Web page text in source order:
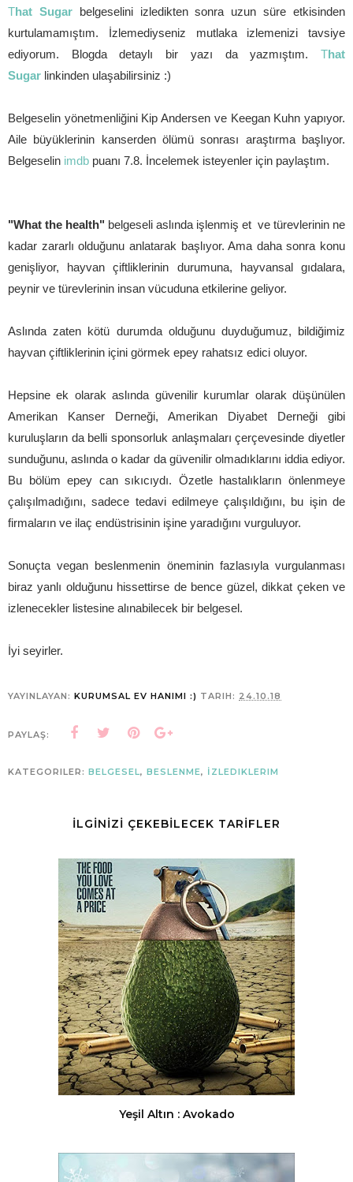
That Sugarbelgeselini izledikten sonra uzun süre etkisinden
kurtulamamıştım. İzlemediyseniz mutlaka izlemenizi tavsiye
ediyorum. Blogda detaylı bir yazı da yazmıştım. That
Sugar linkinden ulaşabilirsiniz :)
Belgeselin yönetmenliğini Kip Andersen ve Keegan Kuhn yapıyor.
Aile büyüklerinin kanserden ölümü sonrası araştırma başlıyor.
Belgeselin imdb puanı 7.8. İncelemek isteyenler için paylaştım.
"What the health" belgeseli aslında işlenmiş et ve türevlerinin ne
kadar zararlı olduğunu anlatarak başlıyor. Ama daha sonra konu
genişliyor, hayvan çiftliklerinin durumuna, hayvansal gıdalara,
peynir ve türevlerinin insan vücuduna etkilerine geliyor.
Aslında zaten kötü durumda olduğunu duyduğumuz, bildiğimiz
hayvan çiftliklerinin içini görmek epey rahatsız edici oluyor.
Hepsine ek olarak aslında güvenilir kurumlar olarak düşünülen
Amerikan Kanser Derneği, Amerikan Diyabet Derneği gibi
kuruluşların da belli sponsorluk anlaşmaları çerçevesinde diyetler
sunduğunu, aslında o kadar da güvenilir olmadıklarını iddia ediyor.
Bu bölüm epey can sıkıcıydı. Özetle hastalıkların önlenmeye
çalışılmadığını, sadece tedavi edilmeye çalışıldığını, bu işin de
firmaların ve ilaç endüstrisinin işine yaradığını vurguluyor.
Sonuçta vegan beslenmenin öneminin fazlasıyla vurgulanması
biraz yanlı olduğunu hissettirse de bence güzel, dikkat çeken ve
izlenecekler listesine alınabilecek bir belgesel.
İyi seyirler.
YAYINLAYAN: KURUMSAL EV HANIMI :) TARIH: 24.10.18
PAYLAŞ:
KATEGORILER: BELGESEL, BESLENME, İZLEDIKLERIM
İLGİNİZİ ÇEKEBİLECEK TARİFLER
Yeşil Altın : Avokado